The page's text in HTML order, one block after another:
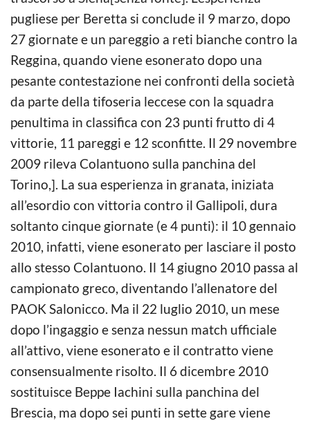
pugliese per Beretta si conclude il 9 marzo, dopo
27 giornate e un pareggio a reti bianche contro la
Reggina, quando viene esonerato dopo una
pesante contestazione nei confronti della società
da parte della tifoseria leccese con la squadra
penultima in classifica con 23 punti frutto di 4
vittorie, 11 pareggi e 12 sconfitte. Il 29 novembre
2009 rileva Colantuono sulla panchina del
Torino,]. La sua esperienza in granata, iniziata
all’esordio con vittoria contro il Gallipoli, dura
soltanto cinque giornate (e 4 punti): il 10 gennaio
2010, infatti, viene esonerato per lasciare il posto
allo stesso Colantuono. Il 14 giugno 2010 passa al
campionato greco, diventando l’allenatore del
PAOK Salonicco. Ma il 22 luglio 2010, un mese
dopo l’ingaggio e senza nessun match ufficiale
all’attivo, viene esonerato e il contratto viene
consensualmente risolto. Il 6 dicembre 2010
sostituisce Beppe Iachini sulla panchina del
Brescia, ma dopo sei punti in sette gare viene